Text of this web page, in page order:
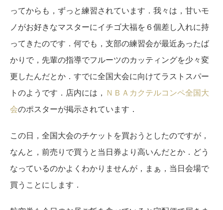
ってからも，ずっと練習されています．我々は，甘いモ
ノがお好きなマスターにイチゴ大福を６個差し入れに持
ってきたのです．何でも，支部の練習会が最近あったば
かりで，先輩の指導でフルーツのカッティングを少々変
更したんだとか．すでに全国大会に向けてラストスパー
トのようです．店内には， ＮＢＡカクテルコンペ全国大
会のポスターが掲示されています．
この日，全国大会のチケットを買おうとしたのですが，
なんと，前売りで買うと当日券より高いんだとか．どう
なっているのかよくわかりませんが，まぁ，当日会場で
買うことにします．